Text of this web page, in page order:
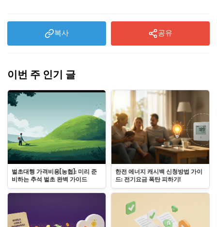
복사 공유
이번 주 인기 글
벌초대행 가격비용[농협]: 미리 준
비하는 추석 벌초 완벽 가이드
한전 에너지 캐시백 신청방법 가이
드: 전기요금 폭탄 피하기!